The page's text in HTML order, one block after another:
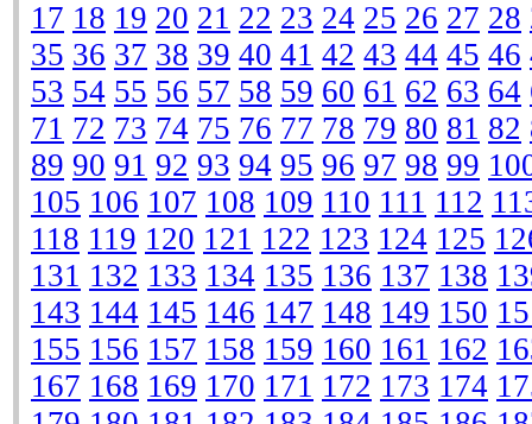
17 18 19 20 21 22 23 24 25 26 27 28
35 36 37 38 39 40 41 42 43 44 45 46
53 54 55 56 57 58 59 60 61 62 63 64
71 72 73 74 75 76 77 78 79 80 81 82
89 90 91 92 93 94 95 96 97 98 99
105 106 107 108 109 110 111 112
118 119 120 121 122 123 124 125
131 132 133 134 135 136 137 138
143 144 145 146 147 148 149 150
155 156 157 158 159 160 161 162
167 168 169 170 171 172 173 174